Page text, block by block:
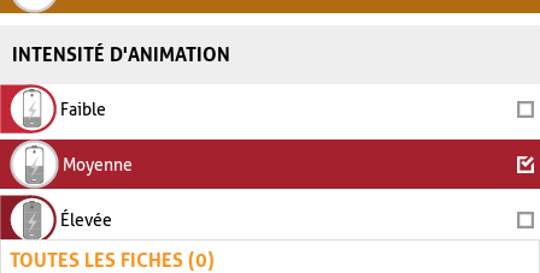
INTENSITÉ D'ANIMATION
Faible
Moyenne
Élevée
TOUTES LES FICHES (0)